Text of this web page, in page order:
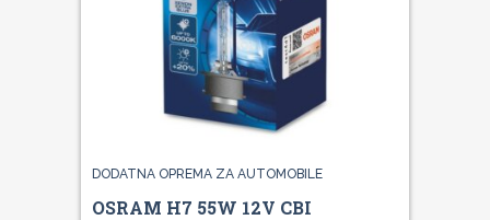
DODATNA OPREMA ZA AUTOMOBILE
OSRAM H7 55W 12V CBI